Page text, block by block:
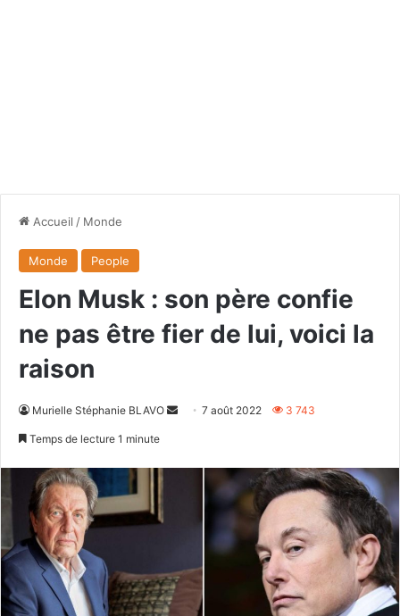
Accueil / Monde
Monde People
Elon Musk : son père confie
ne pas être fier de lui, voici la
raison
Murielle Stéphanie BLAVO
Envoyer7 août 2022 3 743
Temps de lecture 1 minute